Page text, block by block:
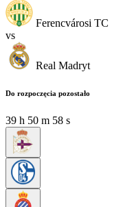
Ferencvárosi TC
vs
Real Madryt
Do rozpoczęcia pozostało
39 h 50 m 56 s